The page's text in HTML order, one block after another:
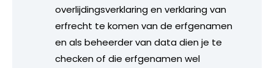
overlijdingsverklaring en verklaring van
erfrecht te komen van de erfgenamen
en als beheerder van data dien je te
checken of die erfgenamen wel